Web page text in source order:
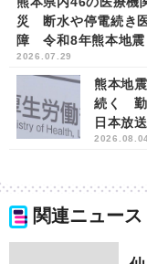
災 断水や停電続き
障 令和8年熊本地
日本放送
2026.07.29
熊本地
続く 勤
日本放送
関連ニュース